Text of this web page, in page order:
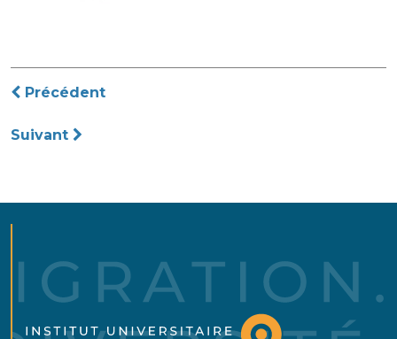
Navigation
l’article
Précédent
Suivant